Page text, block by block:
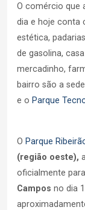
O comércio que
dia e hoje conta
estética,
de gasolina,
mercadinho,
bairro são a
e o Parque
O Parque
(região oeste),
oficialmente
Campos no dia